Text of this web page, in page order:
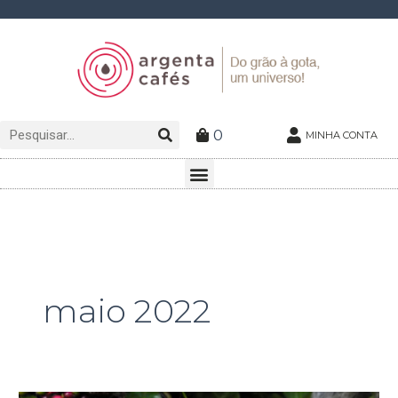
Pesquisar Pesquisar
0 MINHA CONTA
Menu
maio 2022